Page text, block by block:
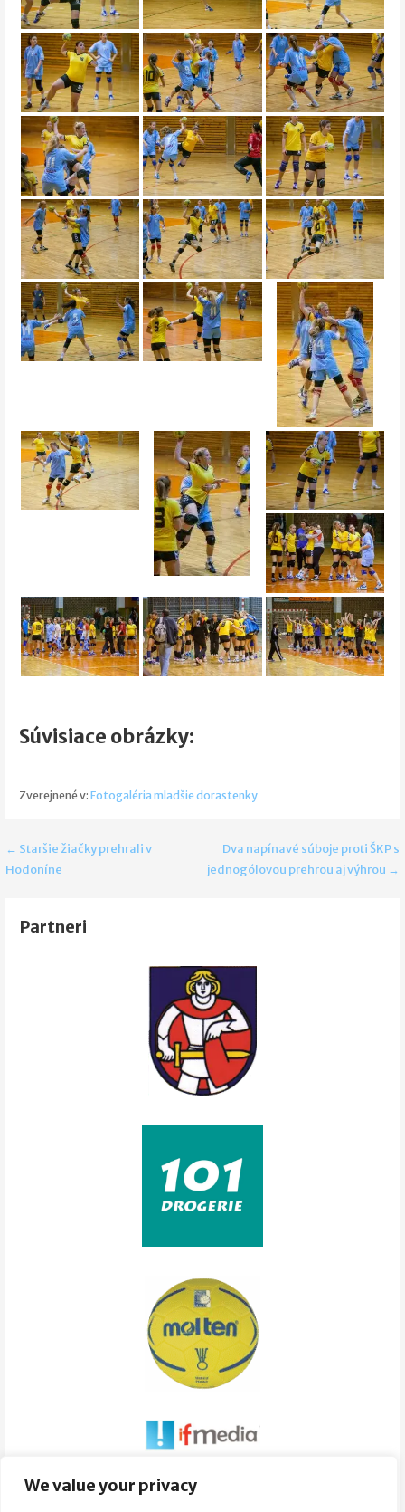
We value your privacy
Súvisiace obrázky:
Zverejnené v: Fotogaléria mladšie dorastenky
Navigácia
článku
← Staršie žiačky prehrali v
Hodoníne
Dva napínavé súboje proti ŠKP s
jednogólovou prehrou aj výhrou →
Partneri
Súvisiace obrázky: